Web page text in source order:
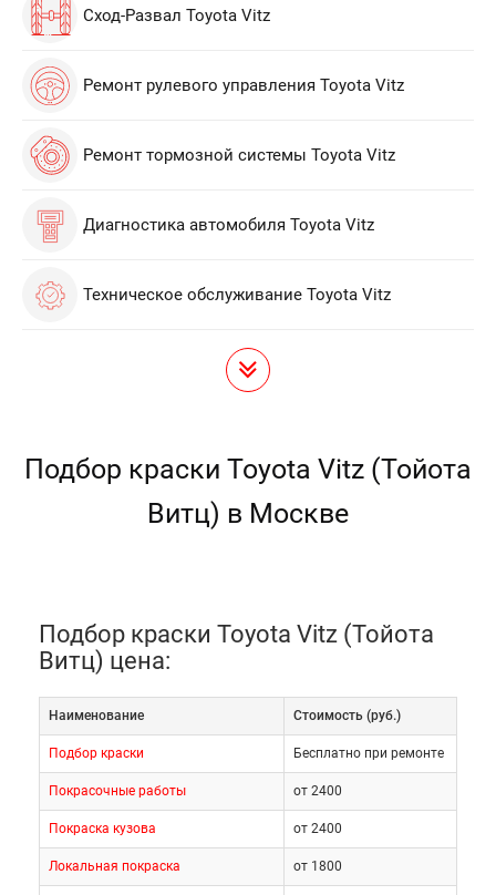
Сход-Развал Toyota Vitz
Ремонт рулевого управления Toyota Vitz
Ремонт тормозной системы Toyota Vitz
Диагностика автомобиля Toyota Vitz
Техническое обслуживание Toyota Vitz
Подбор краски Toyota Vitz (Тойота
Витц) в Москве
Подбор краски Toyota Vitz (Тойота
Витц) цена:
Наименование Cтоимость (руб.)
Подбор краски Бесплатно при ремонте
Покрасочные работы от 2400
Покраска кузова от 2400
Локальная покраска от 1800